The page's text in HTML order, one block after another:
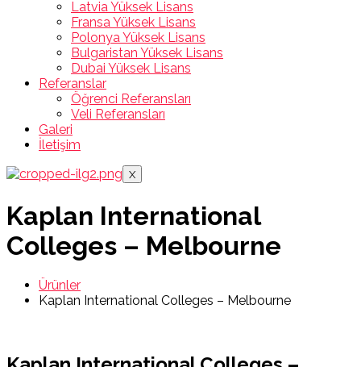
Latvia Yüksek Lisans
Fransa Yüksek Lisans
Polonya Yüksek Lisans
Bulgaristan Yüksek Lisans
Dubai Yüksek Lisans
Referanslar
Öğrenci Referansları
Veli Referansları
Galeri
İletişim
X
Kaplan International
Colleges – Melbourne
Ürünler
Kaplan International Colleges – Melbourne